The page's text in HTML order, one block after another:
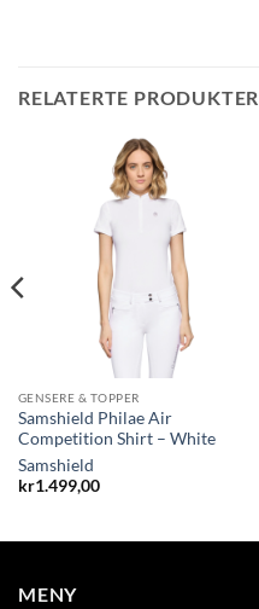
RELATERTE PRODUKTER
GENSERE & TOPPER
Samshield Philae Air
Competition Shirt – White
Samshield
kr1.499,00
MENY